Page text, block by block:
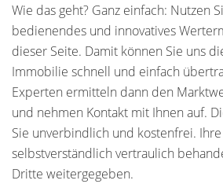
Wie das geht? Ganz einfach: Nutzen
bedienendes und innovatives
dieser Seite. Damit können Sie uns
Immobilie schnell und einfach
Experten ermitteln dann den
und nehmen Kontakt mit Ihnen auf.
Sie unverbindlich und kostenfrei.
selbstverständlich vertraulich
Dritte weitergegeben.